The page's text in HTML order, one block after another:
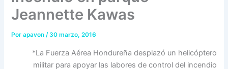
Jeannette Kawas
Porapavon/30 marzo, 2016
*La Fuerza Aérea Hondureña desplazó un helicóptero
militar para apoyar las labores de control del incendio